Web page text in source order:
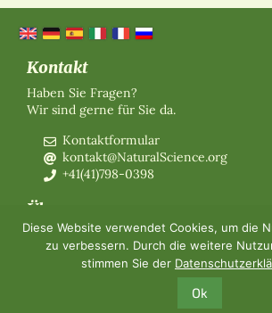
Kontakt
Haben Sie Fragen?
Wir sind gerne für Sie da.
Kontaktformular
kontakt@NaturalScience.org
+41(41)798-0398
Über uns
Organisation
Mitgliedschaft
Über uns
Diese Website verwendet Cookies, um die
zu verbessern. Durch die weitere
stimmen Sie der
Ok